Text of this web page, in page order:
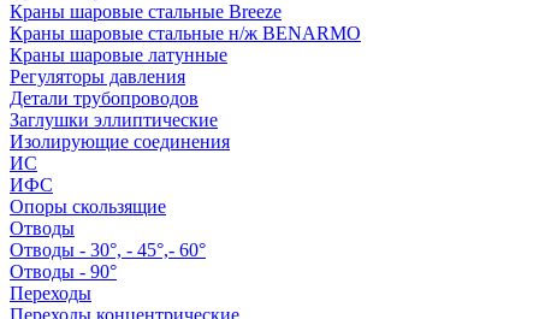
Краны шаровые стальные Breeze
Краны шаровые стальные н/ж BENARMO
Краны шаровые латунные
Регуляторы давления
Детали трубопроводов
Заглушки эллиптические
Изолирующие соединения
ИС
ИФС
Опоры скользящие
Отводы
Отводы - 30°, - 45°,- 60°
Отводы - 90°
Переходы
Переходы концентрические